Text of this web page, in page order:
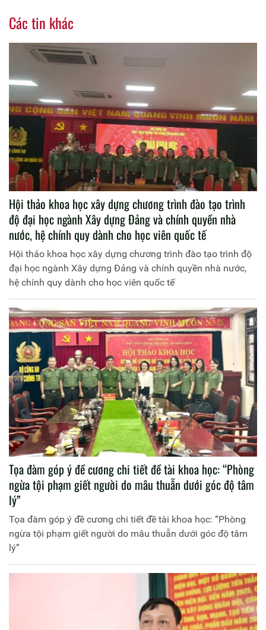
Các tin khác
Hội thảo khoa học xây dựng chương trình đào tạo trình
độ đại học ngành Xây dựng Đảng và chính quyền nhà
nước, hệ chính quy dành cho học viên quốc tế
Hội thảo khoa học xây dựng chương trình đào tạo trình độ
đại học ngành Xây dựng Đảng và chính quyền nhà nước,
hệ chính quy dành cho học viên quốc tế
Tọa đàm góp ý đề cương chi tiết đề tài khoa học: “Phòng
ngừa tội phạm giết người do mâu thuẫn dưới góc độ tâm
lý”
Tọa đàm góp ý đề cương chi tiết đề tài khoa học: “Phòng
ngừa tội phạm giết người do mâu thuẫn dưới góc độ tâm
lý”